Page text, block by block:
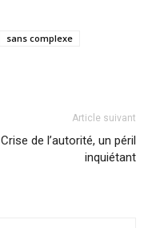
sans complexe
Article suivant
Crise de l’autorité, un péril
inquiétant